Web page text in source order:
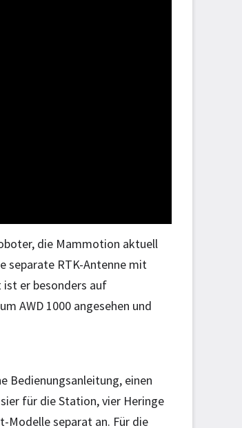
die Mammotion aktuell
separate RTK-Antenne mit
ist er besonders auf
AWD 1000 angesehen und
Bedienungsanleitung, einen
für die Station, vier Heringe
separat an. Für die